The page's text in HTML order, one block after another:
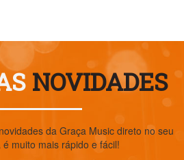
NOVIDADES
da Graça Music direto no seu
muito mais rápido e fácil!